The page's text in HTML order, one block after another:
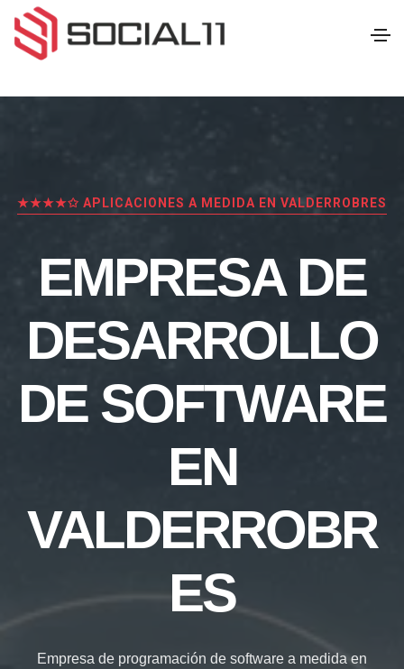
★★★★✩ APLICACIONES A MEDIDA EN VALDERROBRES
EMPRESA DE
DESARROLLO
DE SOFTWARE
EN
VALDERROBR
ES
Empresa de programación de software a medida en